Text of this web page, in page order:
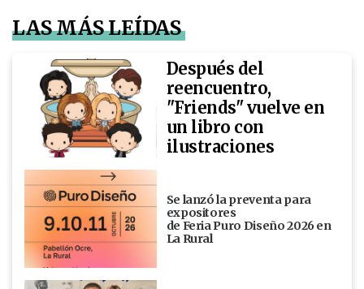
LAS MÁS LEÍDAS
Después del
reencuentro,
"Friends" vuelve en
un libro con
ilustraciones
Se lanzó la preventa para
expositores
de Feria Puro Diseño 2026 en
La Rural